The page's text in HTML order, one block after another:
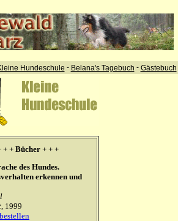
Hundeschule - Belana's Tagebuch - Gästebuch
+ + Bücher + + +
des Hundes.
erkennen und
, 1999